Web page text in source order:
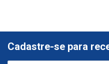
Cadastre-se para